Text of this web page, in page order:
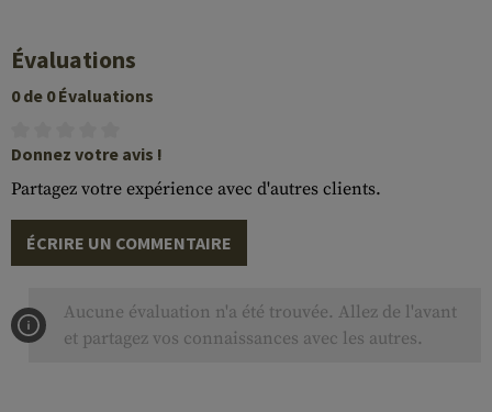
Évaluations
0 de 0 Évaluations
Donnez votre avis !
Partagez votre expérience avec d'autres clients.
ÉCRIRE UN COMMENTAIRE
Aucune évaluation n'a été trouvée. Allez de l'avant
et partagez vos connaissances avec les autres.